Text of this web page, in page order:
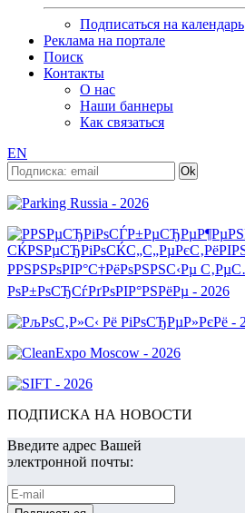
Подписаться на календарь
Реклама на портале
Поиск
Контакты
О нас
Наши баннеры
Как связаться
EN
ПОДПИСКА НА НОВОСТИ
Введите адрес Вашей
электронной почты: